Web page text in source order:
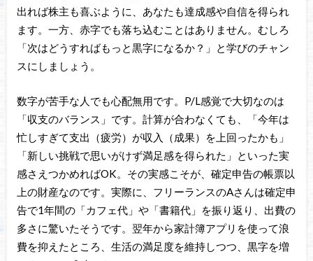
出れば株主も喜ぶように、あなたも達成感や自信を得られ
ます。一方、赤字でも落ち込むことはありません。むしろ
「次はどうすればもっと黒字になるか？」と学びのチャン
スにしましょう。
数字が苦手な人でも心配無用です。P/L感覚で大切なのは
「収支のバランス」です。計算が合わなくても、「今年は
忙しすぎて支出（疲労）が収入（成果）を上回ったかも」
「新しい挑戦で思いがけず満足感を得られた」といった実
感さえつかめればOK。その実感こそが、確定申告の帳票以
上の財産なのです。実際に、フリーランスのAさんは確定申
告で1年間の「カフェ代」や「書籍代」を振り返り、出費の
多さに驚いたそうです。翌年から家計簿アプリを使って浪
費を抑えたところ、生活の満足度を維持しつつ、黒字を増